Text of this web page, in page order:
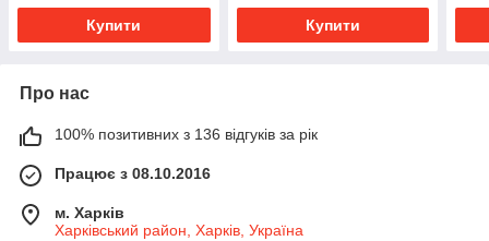
Купити Купити
Про нас
100% позитивних з 136 відгуків за рік
Працює з 08.10.2016
м. Харків
Харківський район, Харків, Україна